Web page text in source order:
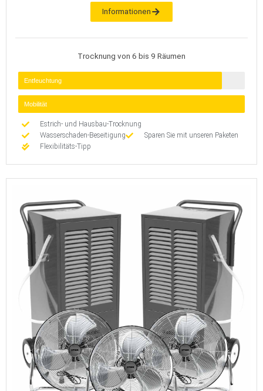
Informationen
Trocknung von 6 bis 9 Räumen
Entfeuchtung
Mobilität
Estrich- und Hausbau-Trocknung
Wasserschaden-Beseitigung
Sparen Sie mit unseren Paketen
Flexibilitäts-Tipp